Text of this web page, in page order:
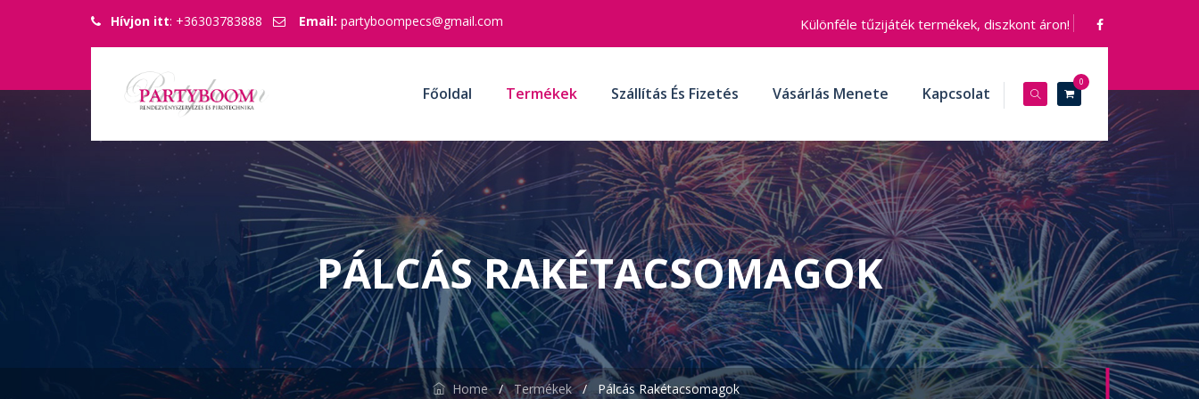
Hívjon itt: +36303783888 Email: partyboompecs@gmail.com Különféle tűzijáték termékek, diszkont áron!
0
Főoldal Termékek Szállítás És Fizetés Vásárlás Menete Kapcsolat
PÁLCÁS RAKÉTACSOMAGOK
Home/ Termékek/ Pálcás Rakétacsomagok